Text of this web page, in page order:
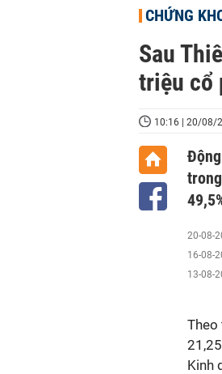
CHỨNG
Sau
triệu cổ
10:16 | 20/08/
20-08-
16-08-
13-08-
Theo
Kinh